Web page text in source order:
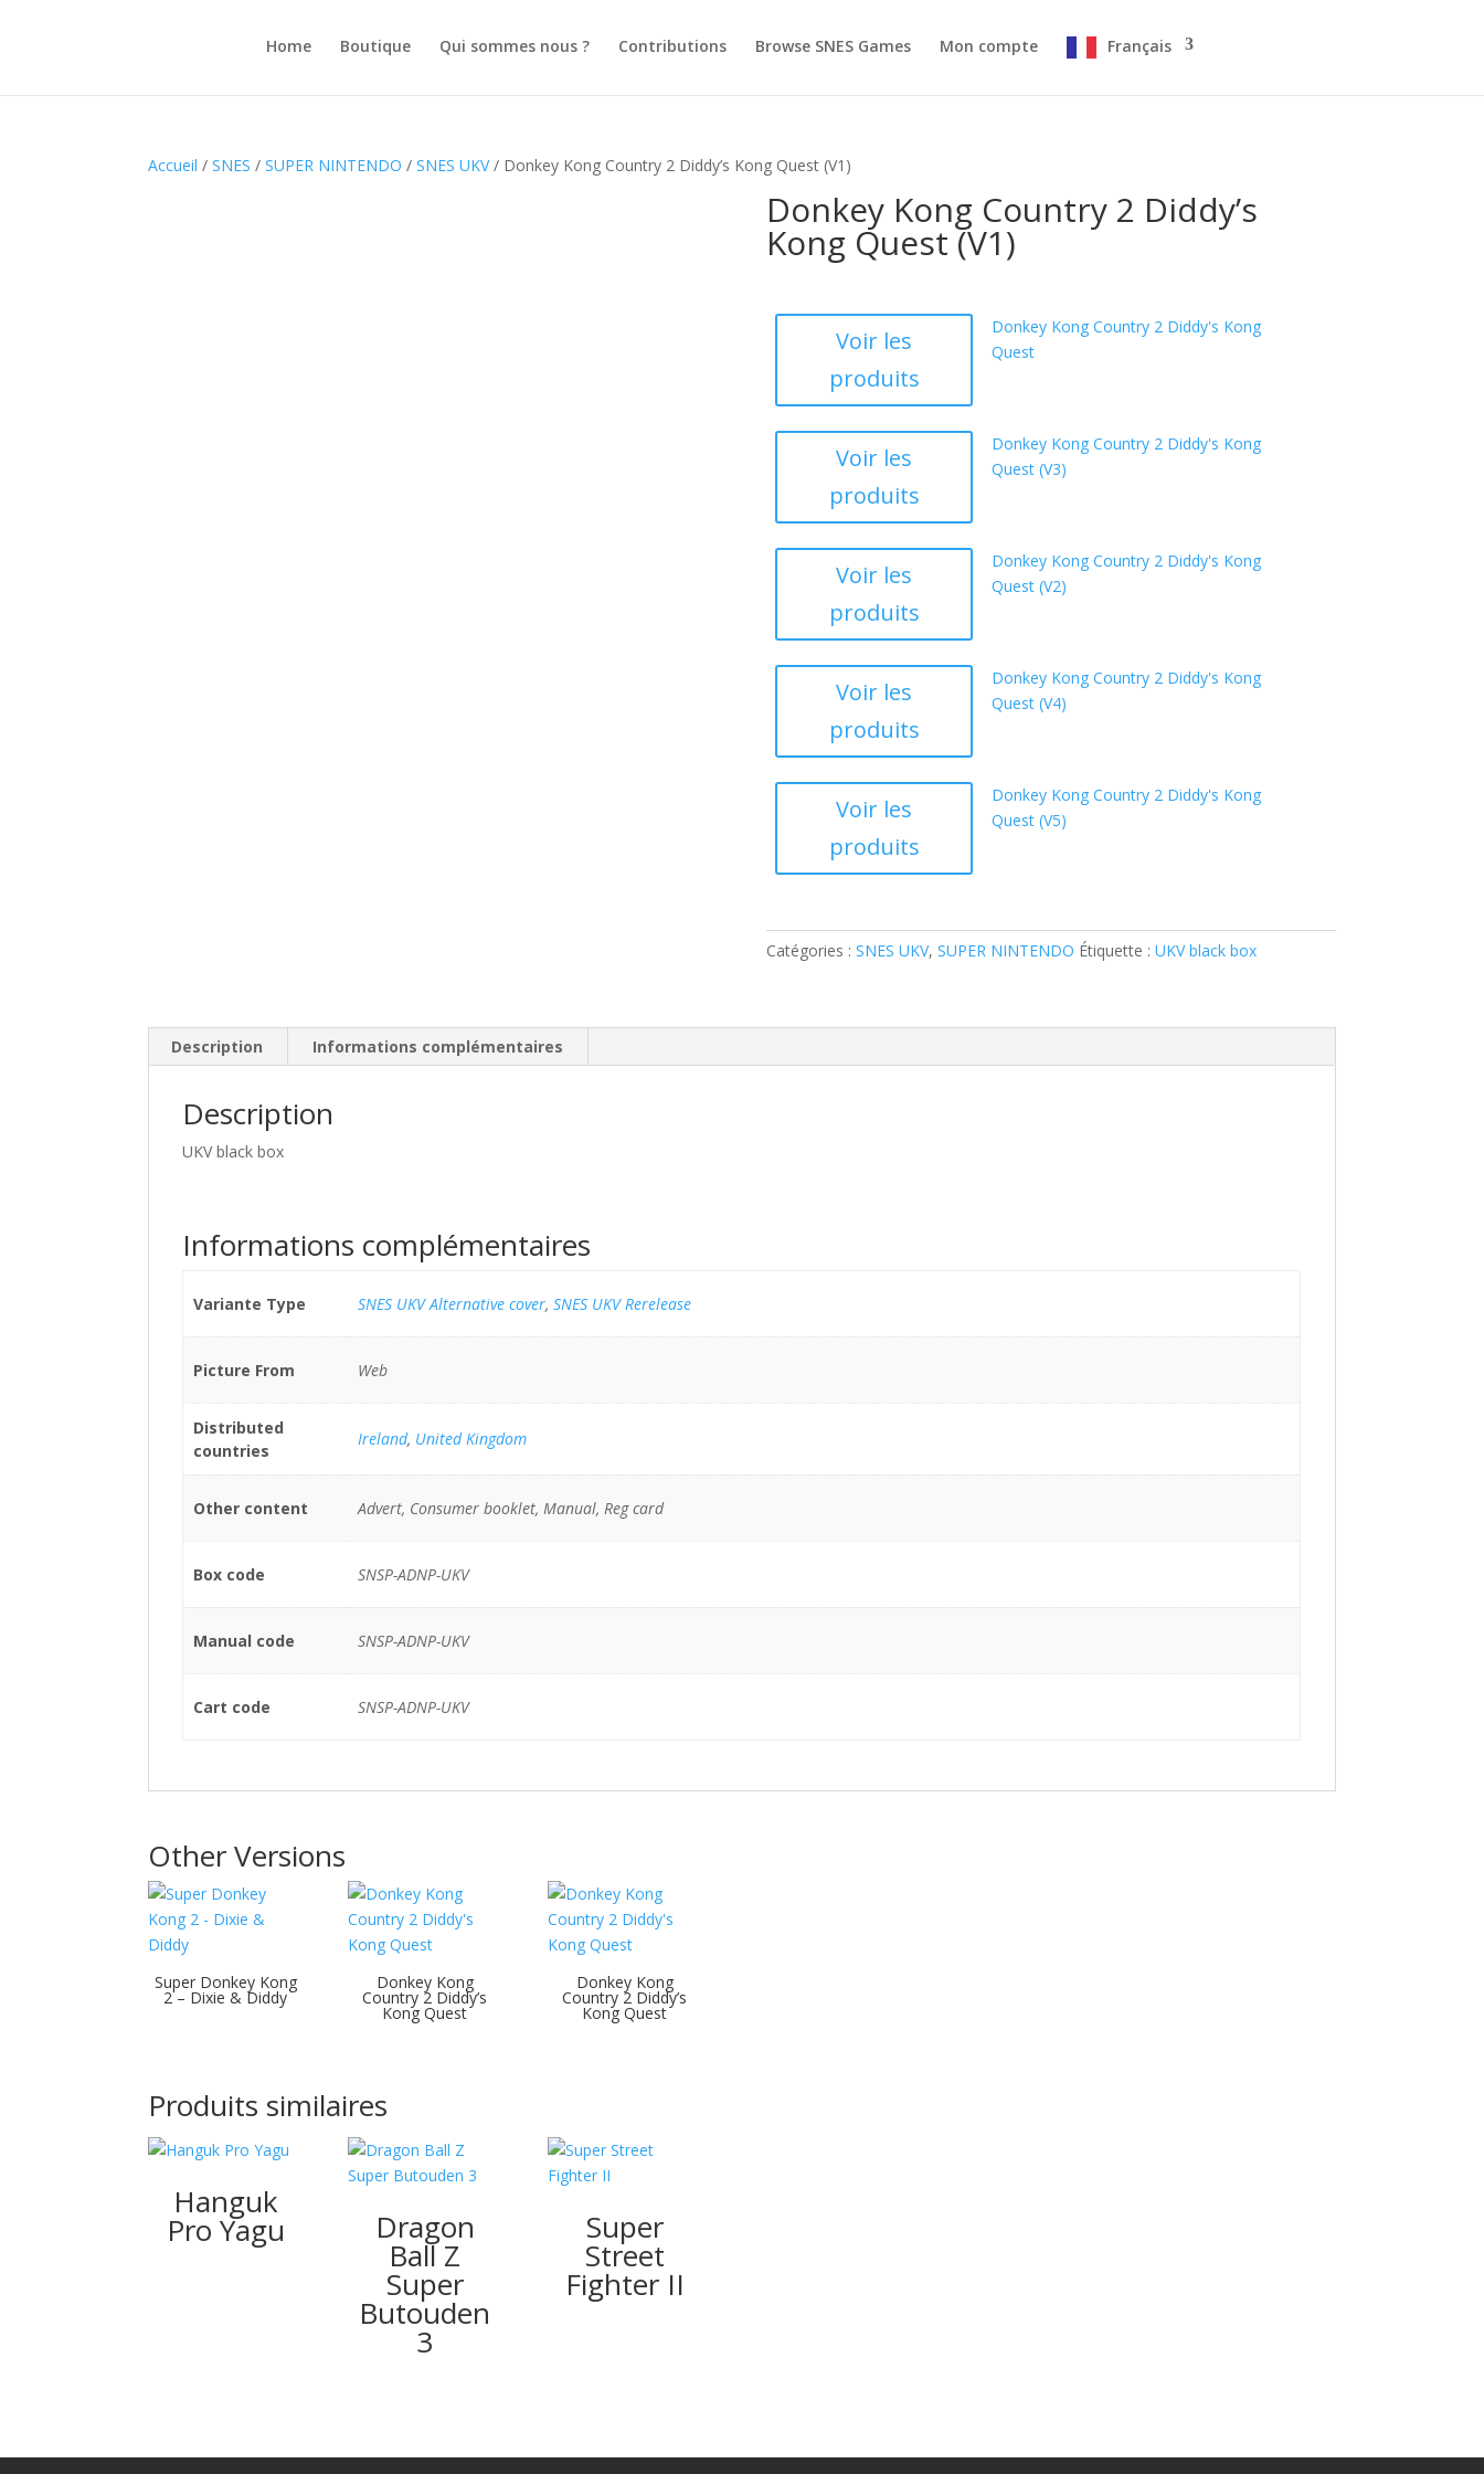
Home Boutique Qui sommes nous ? Contributions Browse SNES Games Mon compte Français
Accueil /SNES /SUPER NINTENDO /SNES UKV/ Donkey Kong Country 2 Diddy’s Kong Quest (V1)
Donkey Kong Country 2 Diddy’s
Kong Quest (V1)
Voir les
produits
Donkey Kong Country 2 Diddy's Kong
Quest
Voir les
produits
Donkey Kong Country 2 Diddy's Kong
Quest (V3)
Voir les
produits
Donkey Kong Country 2 Diddy's Kong
Quest (V2)
Voir les
produits
Donkey Kong Country 2 Diddy's Kong
Quest (V4)
Voir les
produits
Donkey Kong Country 2 Diddy's Kong
Quest (V5)
Catégories : SNES UKV, SUPER NINTENDO Étiquette : UKV black box
Description Informations complémentaires
Description
UKV black box
Informations complémentaires
Variante Type SNES UKV Alternative cover, SNES UKV Rerelease
Picture From Web
Distributed
countries
Ireland, United Kingdom
Other content Advert, Consumer booklet, Manual, Reg card
Box code SNSP-ADNP-UKV
Manual code SNSP-ADNP-UKV
Cart code SNSP-ADNP-UKV
Other Versions
Super Donkey Kong
2 – Dixie & Diddy
Donkey Kong
Country 2 Diddy’s
Kong Quest
Donkey Kong
Country 2 Diddy’s
Kong Quest
Produits similaires
Hanguk
Pro Yagu Dragon
Ball Z
Super
Butouden
3
Super
Street
Fighter II